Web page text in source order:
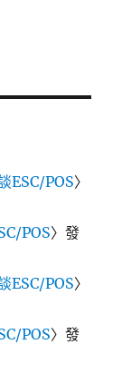
ESC/POS〉
POS〉發
ESC/POS〉
POS〉發